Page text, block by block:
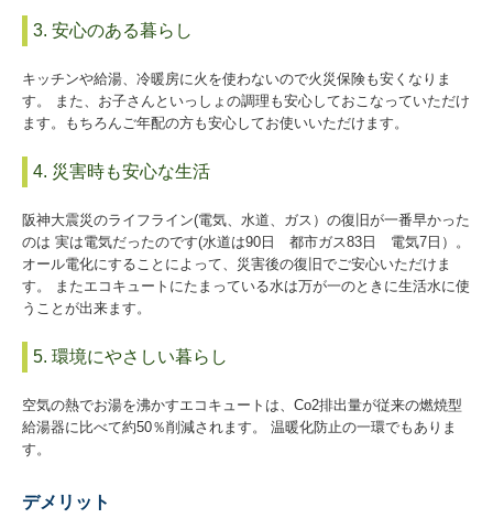
3. 安心のある暮らし
キッチンや給湯、冷暖房に火を使わないので火災保険も安くなりま
す。 また、お子さんといっしょの調理も安心しておこなっていただけ
ます。もちろんご年配の方も安心してお使いいただけます。
4. 災害時も安心な生活
阪神大震災のライフライン(電気、水道、ガス）の復旧が一番早かった
のは 実は電気だったのです(水道は90日 都市ガス83日 電気7日）。
オール電化にすることによって、災害後の復旧でご安心いただけま
す。 またエコキュートにたまっている水は万が一のときに生活水に使
うことが出来ます。
5. 環境にやさしい暮らし
空気の熱でお湯を沸かすエコキュートは、Co2排出量が従来の燃焼型
給湯器に比べて約50％削減されます。 温暖化防止の一環でもありま
す。
デメリット